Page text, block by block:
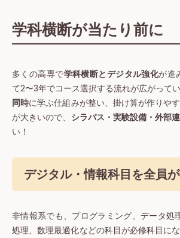
学科横断が当たり前に
多くの高専で学科横断とデジタル強化が進
て2〜3年でコース選択する流れが広がって
同時に学ぶ仕組みが整い、掛け算が作りや
が大きいので、 シラバス・実験設備・外部
い！
デジタル・情報科目を全員
非情報系でも、プログラミング、データ処
処理、数理最適化などの科目が必修科目に